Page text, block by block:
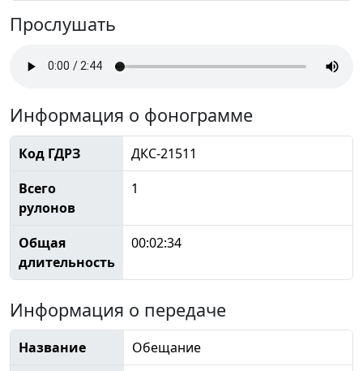
Прослушать
Информация о фонограмме
Код ГДРЗ
ДКС-21511
Всего
рулонов
1
Общая
длительность
00:02:34
Информация о передаче
Название
Обещание